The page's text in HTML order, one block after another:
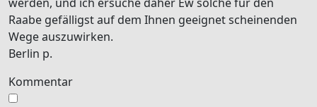
Raabe gefälligst auf dem Ihnen geeignet scheinenden
Wege auszuwirken.
Berlin p.
Kommentar